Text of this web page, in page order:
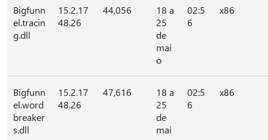
Bigfunn
el.tracin
g.dll
15.2.17
48.26
44,056
18 a
25
de
mai
o
02:5
6
x86
Bigfunn
el.word
breaker
s.dll
15.2.17
48.26
47,616
18 a
25
de
mai
02:5
6
x86